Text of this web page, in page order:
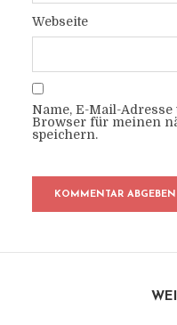
Webseite
Name, E-Mail-
Browser für meinen
speichern.